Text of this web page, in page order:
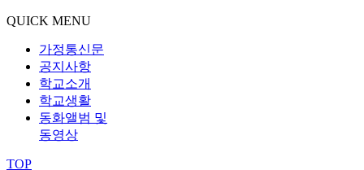
QUICK MENU
가정통신문
공지사항
학교소개
학교생활
동화앨범 및
동영상
TOP